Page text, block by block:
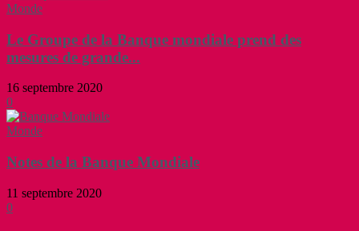
Monde
Le Groupe de la Banque mondiale prend des
mesures de grande...
16 septembre 2020
0
Monde
Notes de la Banque Mondiale
11 septembre 2020
0